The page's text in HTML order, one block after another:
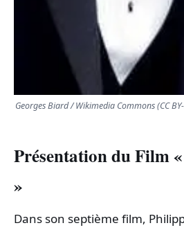
Georges Biard / Wikimedia Commons (CC
Présentation du Film
»
Dans son septième film,